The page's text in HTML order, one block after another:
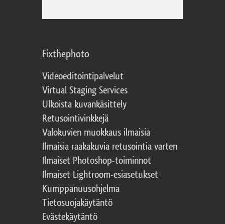
Fixthephoto
Videoeditointipalvelut
Virtual Staging Services
Ulkoista kuvankäsittely
Retusointivinkkejä
Valokuvien muokkaus ilmaisia
Ilmaisia raakakuvia retusointia varten
Ilmaiset Photoshop-toiminnot
Ilmaiset Lightroom-esiasetukset
Kumppanuusohjelma
Tietosuojakäytäntö
Evästekäytäntö